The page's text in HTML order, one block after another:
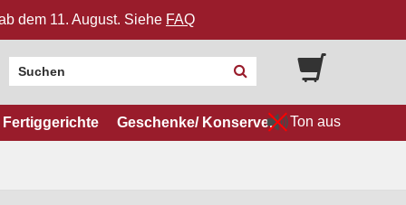
dem 11. August. Siehe FAQ
Fertiggerichte Geschenke/ Konserven Ton aus